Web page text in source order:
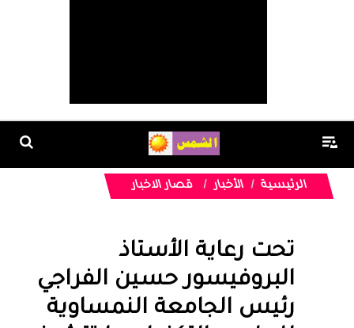
الرئيسية الأخبار قصار الاخبار
تحت رعاية الأستاذ
البروفيسور حسين الفراجي
رئيس الجامعة النمساوية